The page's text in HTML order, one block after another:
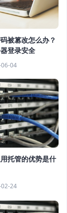
被篡改怎么办？
登录安全
04
托管的优势是什
24